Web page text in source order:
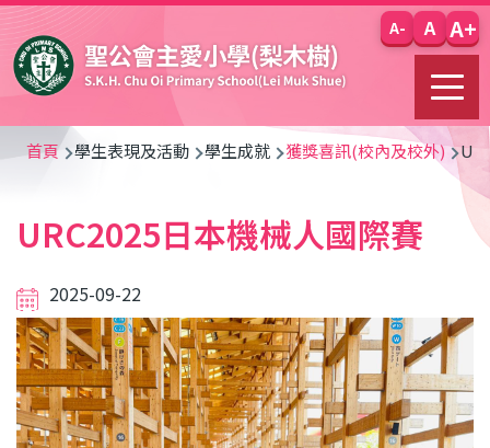
移至主內容
A- A A+
導
連
首頁 學生表現及活動 學生成就 獲獎喜訊(校內及校外)
URC2025日本機械人國際賽
2025-09-22